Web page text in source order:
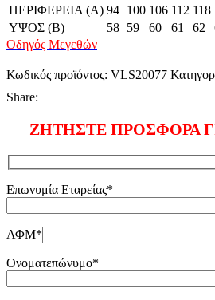
ΠΕΡΙΦΕΡΕΙΑ (A) 94 100 106 112 118
ΥΨΟΣ (B)
58 59 60 61 62
Οδηγός Μεγεθών
Κωδικός προϊόντος: VLS20077
Share:
ΖΗΤΗΣΤΕ ΠΡΟΣΦΟΡΑ
Επωνυμία Εταρείας*
ΑΦΜ*
Ονοματεπώνυμο*